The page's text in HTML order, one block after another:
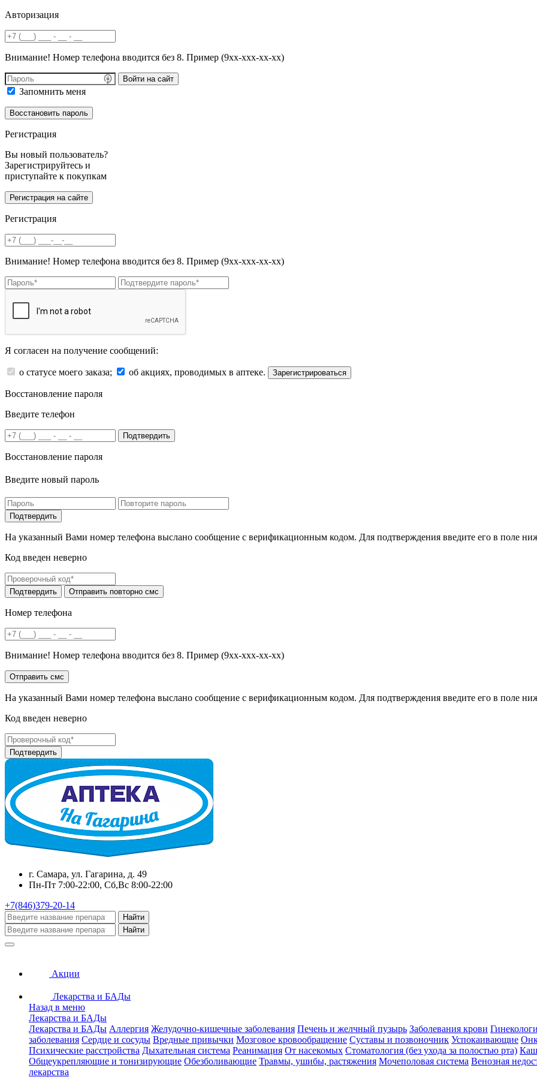
Авторизация
Внимание! Номер телефона вводится без 8. Пример (9хх-ххх-хх-хх)
Войти на сайт
Запомнить меня
Регистрация
Вы новый пользователь?
Зарегистрируйтесь и
приступайте к покупкам
Регистрация
Внимание! Номер телефона вводится без 8. Пример (9хх-ххх-хх-хх)
Я согласен на получение сообщений:
о статусе моего заказа; об акциях, проводимых в аптеке. Зарегистрироваться
Восстановление пароля
Введите телефон
Подтвердить
Восстановление пароля
Введите новый пароль
На указанный Вами номер телефона выслано сообщение с верификационным кодом. Для подтверждения введите его в поле
Код введен неверно
Номер телефона
Внимание! Номер телефона вводится без 8. Пример (9хх-ххх-хх-хх)
На указанный Вами номер телефона выслано сообщение с верификационным кодом. Для подтверждения введите его в поле
Код введен неверно
г. Самара, ул. Гагарина, д. 49
Пн-Пт 7:00-22:00, Сб,Вс 8:00-22:00
+7(846)379-20-14
Найти
Найти
Акции
Лекарства и БАДы
Назад в меню
Лекарства и БАДы
Лекарства и БАДы Аллергия Желудочно-кишечные заболевания Печень и желчный пузырь Заболевания крови
заболевания Сердце и сосуды Вредные привычки Мозговое кровообращение Суставы и позвоночник Успокаивающие
Психические расстройства Дыхательная система Реанимация От насекомых Стоматология (без ухода за полостью рта)
Общеукрепляющие и тонизирующие Обезболивающие Травмы, ушибы, растяжения Мочеполовая система Венозная
лекарства